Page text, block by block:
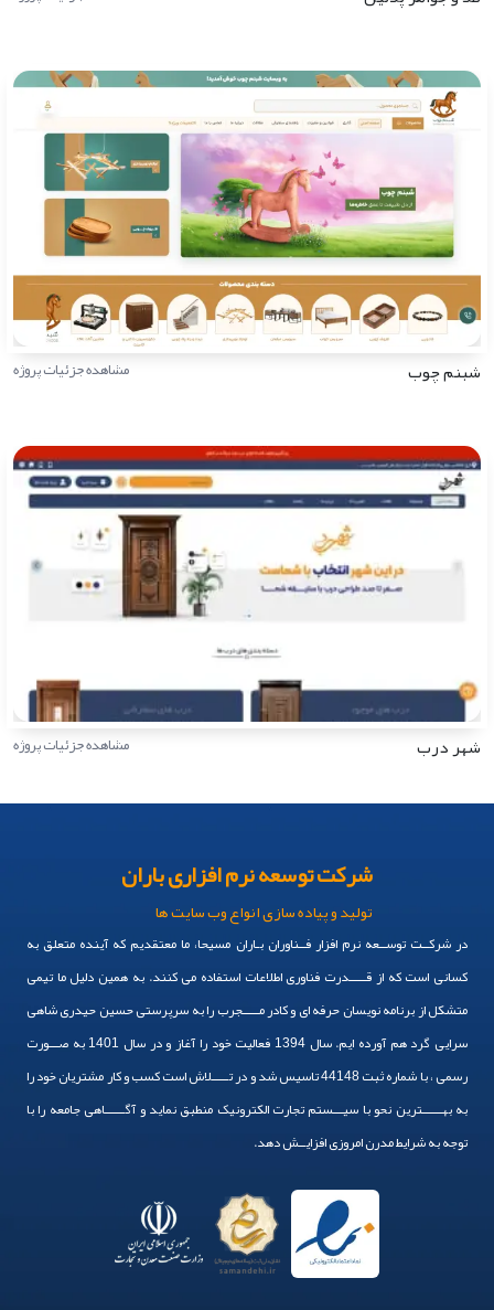
شبنم چوب مشاهده جزئیات پروژه
شهر درب مشاهده جزئیات پروژه
شرکت توسعه نرم افزاری باران
تولید و پیاده سازی انواع وب سایت ها
در شرکــت توســعه نرم افزار فــناوران بـاران مسیحا، ما معتقدیم که آینده متعلق به
کسانی است که از قـــــدرت فناوری اطلاعات استفاده می کنند. به همین دلیل ما تیمی
متشکل از برنامه نویسان حرفه ای و کادر مـــــجرب را به سرپرستی حسین حیدری شاهی
سرایی گرد هم آورده ایم. سال 1394 فعالیت خود را آغاز و در سال 1401 به صـــورت
رسمی ، با شماره ثبت 44148 تاسیس شد و در تـــــلاش است کسب و کار مشتریان خود را
به بهــــــترین نحو با سیـــستم تجارت الکترونیک منطبق نماید و آگــــــاهی جامعه را با
توجه به شرایط مدرن امروزی افزایــش دهد.